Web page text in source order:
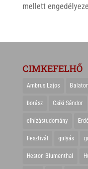
mellett
CIMKEFELHŐ
Ambrus Lajos Balaton
borász Csíki Sándor
elhízástudomány
Fesztivál gulyás
Heston Blumenthal